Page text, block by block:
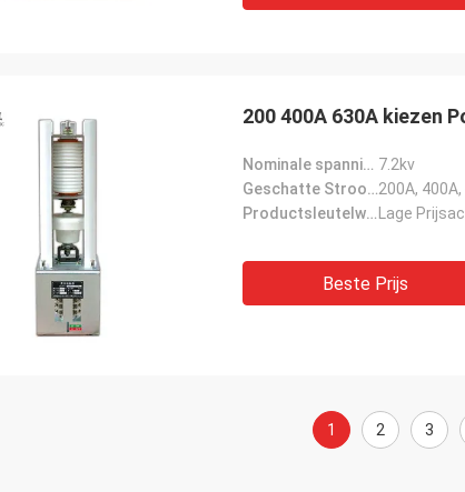
200 400A 630A kiezen
Nominale spanning: 7.2kv
Geschatte Stroom:200A,
Productsleutelwoorden:
Lage
Beste Prijs
1 2 3